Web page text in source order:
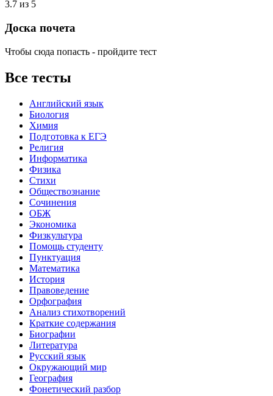
3.7 из 5
Доска почета
Чтобы сюда попасть - пройдите тест
Все тесты
Английский язык
Биология
Химия
Подготовка к ЕГЭ
Религия
Информатика
Физика
Стихи
Обществознание
Сочинения
ОБЖ
Экономика
Физкультура
Помощь студенту
Пунктуация
Математика
История
Правоведение
Орфография
Анализ стихотворений
Краткие содержания
Биографии
Литература
Русский язык
Окружающий мир
География
Фонетический разбор